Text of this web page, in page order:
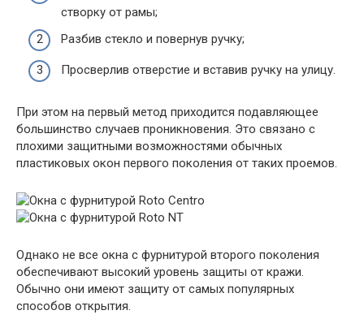
створку от рамы;
Разбив стекло и повернув ручку;
Просверлив отверстие и вставив ручку на улицу.
При этом на первый метод приходится подавляющее
большинство случаев проникновения. Это связано с
плохими защитными возможностями обычных
пластиковых окон первого поколения от таких проемов.
Однако не все окна с фурнитурой второго поколения
обеспечивают высокий уровень защиты от кражи.
Обычно они имеют защиту от самых популярных
способов открытия.